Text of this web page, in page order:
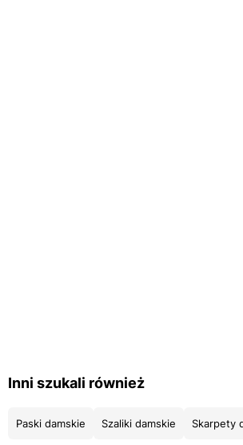
Inni szukali również
Paski damskie Szaliki damskie Skarpety